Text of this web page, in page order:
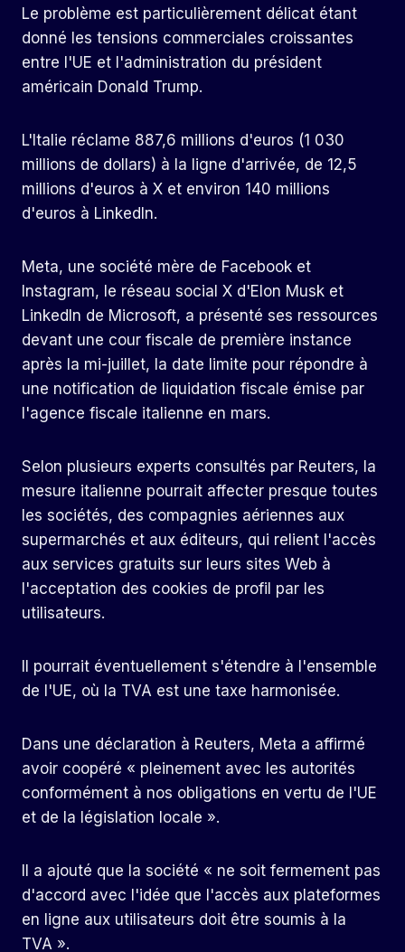
Le problème est particulièrement délicat étant
donné les tensions commerciales croissantes
entre l'UE et l'administration du président
américain Donald Trump.
L'Italie réclame 887,6 millions d'euros (1 030
millions de dollars) à la ligne d'arrivée, de 12,5
millions d'euros à X et environ 140 millions
d'euros à LinkedIn.
Meta, une société mère de Facebook et
Instagram, le réseau social X d'Elon Musk et
LinkedIn de Microsoft, a présenté ses ressources
devant une cour fiscale de première instance
après la mi-juillet, la date limite pour répondre à
une notification de liquidation fiscale émise par
l'agence fiscale italienne en mars.
Selon plusieurs experts consultés par Reuters, la
mesure italienne pourrait affecter presque toutes
les sociétés, des compagnies aériennes aux
supermarchés et aux éditeurs, qui relient l'accès
aux services gratuits sur leurs sites Web à
l'acceptation des cookies de profil par les
utilisateurs.
Il pourrait éventuellement s'étendre à l'ensemble
de l'UE, où la TVA est une taxe harmonisée.
Dans une déclaration à Reuters, Meta a affirmé
avoir coopéré « pleinement avec les autorités
conformément à nos obligations en vertu de l'UE
et de la législation locale ».
Il a ajouté que la société « ne soit fermement pas
d'accord avec l'idée que l'accès aux plateformes
en ligne aux utilisateurs doit être soumis à la
TVA ».